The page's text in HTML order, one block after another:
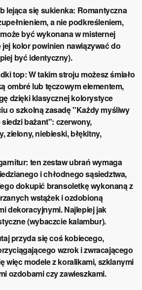
lejąca się sukienka: Romantyczna
a nie podkreśleniem,
być wykonana w misternej
kolor powinien nawiązywać do
być identyczny).
top:W takim stroju możesz śmiało
ombré lub tęczowym elementem,
dzięki klasycznej kolorystyce
o szkolną zasadę "Każdy myśliwy
bażant": czerwony,
zielony, niebieski, błękitny,
ten zestaw ubrań wymaga
i chłodnego sąsiedztwa,
dokupić bransoletkę wykonaną z
wstążek i ozdobioną
dekoracyjnymi. Najlepiej jak
(wybaczcie kalambur).
przyda się coś kobiecego,
wzrok i zwracającego
więc modele z koralikami, szklanymi
ozdobami czy zawieszkami.